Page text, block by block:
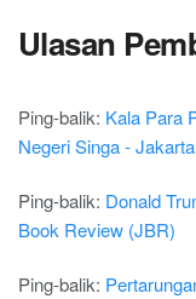
Ulasan
Ping-balik: Kala Para
Negeri Singa -
Ping-balik: Donald
Book Review (JBR)
Ping-balik: